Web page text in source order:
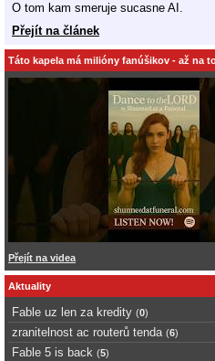
O tom kam smeruje sucasne AI.
Přejít na článek
Táto kapela má milióny fanúšikov - až na
Přejít na videa
Aktuality
Fable uz len za kredity (0)
zranitelnost ac routerů tenda (6)
Fable 5 is back (5)